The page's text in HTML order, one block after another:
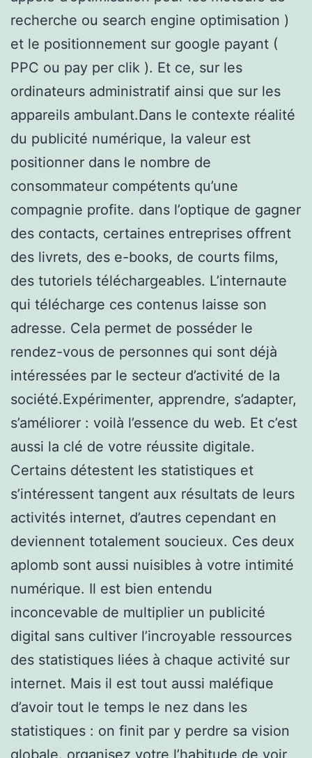
recherche ou search engine optimisation )
et le positionnement sur google payant (
PPC ou pay per clik ). Et ce, sur les
ordinateurs administratif ainsi que sur les
appareils ambulant.Dans le contexte réalité
du publicité numérique, la valeur est
positionner dans le nombre de
consommateur compétents qu’une
compagnie profite. dans l’optique de gagner
des contacts, certaines entreprises offrent
des livrets, des e-books, de courts films,
des tutoriels téléchargeables. L’internaute
qui télécharge ces contenus laisse son
adresse. Cela permet de posséder le
rendez-vous de personnes qui sont déjà
intéressées par le secteur d’activité de la
société.Expérimenter, apprendre, s’adapter,
s’améliorer : voilà l’essence du web. Et c’est
aussi la clé de votre réussite digitale.
Certains détestent les statistiques et
s’intéressent tangent aux résultats de leurs
activités internet, d’autres cependant en
deviennent totalement soucieux. Ces deux
aplomb sont aussi nuisibles à votre intimité
numérique. Il est bien entendu
inconcevable de multiplier un publicité
digital sans cultiver l’incroyable ressources
des statistiques liées à chaque activité sur
internet. Mais il est tout aussi maléfique
d’avoir tout le temps le nez dans les
statistiques : on finit par y perdre sa vision
globale. organisez votre l’habitude de voir